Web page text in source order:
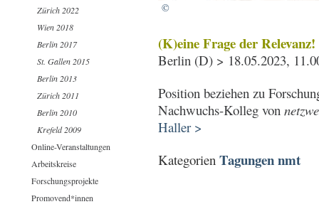
©
(K)eine Frage der Relevanz!
Berlin (D) > 18.05.2023,
Position beziehen zu
Nachwuchs-Kolleg von
Haller >
Kategorien Tagungen nmt
Zürich 2022
Wien 2018
Berlin 2017
St. Gallen 2015
Berlin 2013
Zürich 2011
Berlin 2010
Krefeld 2009
Online-Veranstaltungen
Arbeitskreise
Forschungsprojekte
Promovend*innen